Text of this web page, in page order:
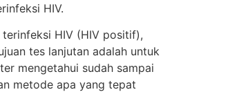
HIV.
HIV (HIV positif),
tes lanjutan adalah untuk
mengetahui sudah sampai
metode apa yang tepat